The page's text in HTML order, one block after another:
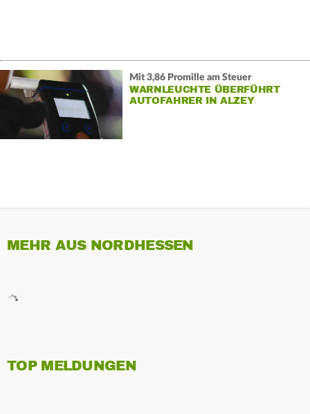
Mit 3,86 Promille am Steuer
WARNLEUCHTE ÜBERFÜHRT
AUTOFAHRER IN ALZEY
MEHR AUS NORDHESSEN
TOP MELDUNGEN